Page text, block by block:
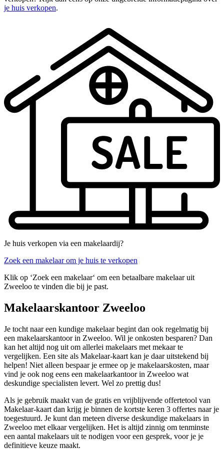
je huis verkopen.
Je huis verkopen via een makelaardij?
Zoek een makelaar om je huis te verkopen
Klik op ‘Zoek een makelaar‘ om een betaalbare makelaar uit
Zweeloo te vinden die bij je past.
Makelaarskantoor Zweeloo
Je tocht naar een kundige makelaar begint dan ook regelmatig bij
een makelaarskantoor in Zweeloo. Wil je onkosten besparen? Dan
kan het altijd nog uit om allerlei makelaars met mekaar te
vergelijken. Een site als Makelaar-kaart kan je daar uitstekend bij
helpen! Niet alleen bespaar je ermee op je makelaarskosten, maar
vind je ook nog eens een makelaarkantoor in Zweeloo wat
deskundige specialisten levert. Wel zo prettig dus!
Als je gebruik maakt van de gratis en vrijblijvende offertetool van
Makelaar-kaart dan krijg je binnen de kortste keren 3 offertes naar je
toegestuurd. Je kunt dan meteen diverse deskundige makelaars in
Zweeloo met elkaar vergelijken. Het is altijd zinnig om tenminste
een aantal makelaars uit te nodigen voor een gesprek, voor je je
definitieve keuze maakt.